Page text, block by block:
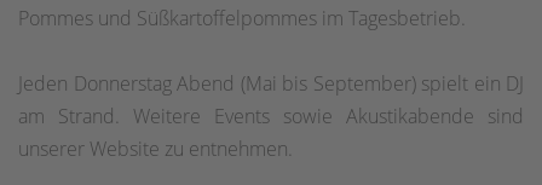
Pommes und Süßkartoffelpommes im Tagesbetrieb.
Jeden Donnerstag Abend (Mai bis September) spielt ein DJ
am Strand. Weitere Events sowie Akustikabende sind
unserer Website zu entnehmen.